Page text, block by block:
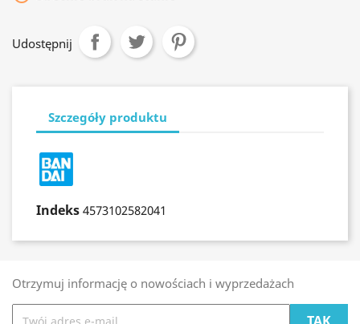
Udostępnij
Szczegóły produktu
Indeks 4573102582041
Otrzymuj informację o nowościach i wyprzedażach